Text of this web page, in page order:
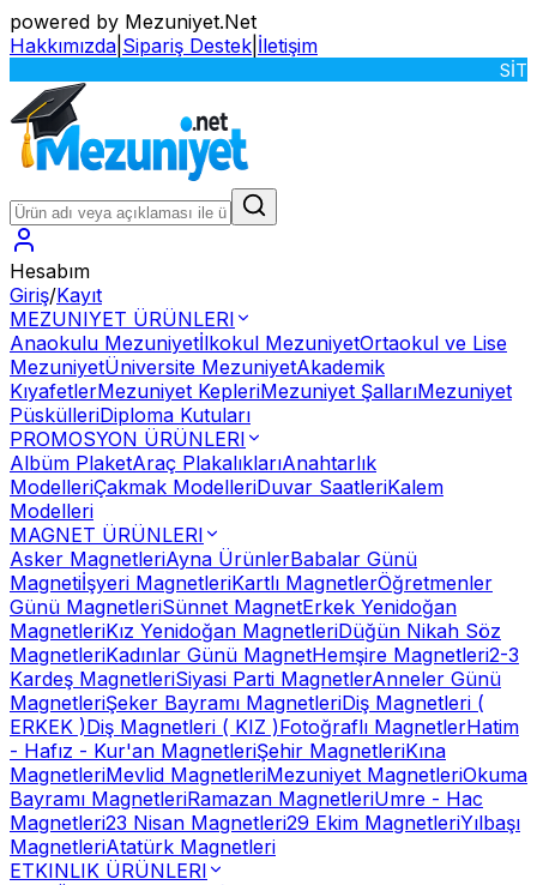
powered by Mezuniyet.Net
Hakkımızda Sipariş Destek İletişim
Hesabım
Giriş/Kayıt
MEZUNIYET ÜRÜNLERI
Anaokulu Mezuniyetİlkokul MezuniyetOrtaokul ve Lise
MezuniyetÜniversite MezuniyetAkademik
KıyafetlerMezuniyet KepleriMezuniyet ŞallarıMezuniyet
PüskülleriDiploma Kutuları
PROMOSYON ÜRÜNLERI
Albüm PlaketAraç PlakalıklarıAnahtarlık
ModelleriÇakmak ModelleriDuvar SaatleriKalem
Modelleri
MAGNET ÜRÜNLERI
Asker MagnetleriAyna ÜrünlerBabalar Günü
Magnetiİşyeri MagnetleriKartlı MagnetlerÖğretmenler
Günü MagnetleriSünnet MagnetErkek Yenidoğan
MagnetleriKız Yenidoğan MagnetleriDüğün Nikah Söz
MagnetleriKadınlar Günü MagnetHemşire Magnetleri2-3
Kardeş MagnetleriSiyasi Parti MagnetlerAnneler Günü
MagnetleriŞeker Bayramı MagnetleriDiş Magnetleri (
ERKEK )Diş Magnetleri ( KIZ )Fotoğraflı MagnetlerHatim
- Hafız - Kur'an MagnetleriŞehir MagnetleriKına
MagnetleriMevlid MagnetleriMezuniyet MagnetleriOkuma
Bayramı MagnetleriRamazan MagnetleriUmre - Hac
Magnetleri23 Nisan Magnetleri29 Ekim MagnetleriYılbaşı
MagnetleriAtatürk Magnetleri
ETKINLIK ÜRÜNLERI